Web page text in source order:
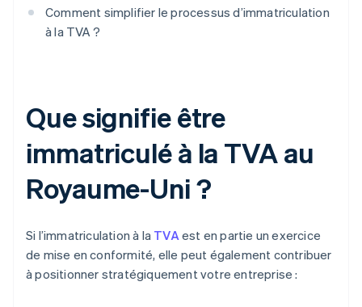
Comment simplifier le processus d’immatriculation
à la TVA ?
Que signifie être
immatriculé à la TVA au
Royaume-Uni ?
Si l’immatriculation à la TVAest en partie un exercice
de mise en conformité, elle peut également contribuer
à positionner stratégiquement votre entreprise :